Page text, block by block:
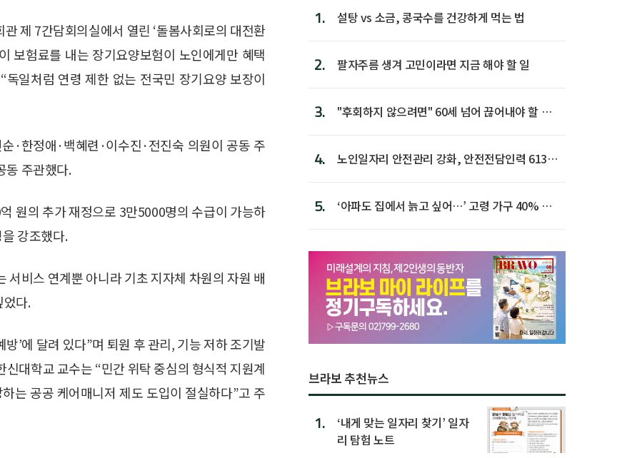
제 7간담회의실에서 열린 ‘돌봄사회로의 대전환
보험료를 내는 장기요양보험이 노인에게만 혜택
일처럼 연령 제한 없는 전국민 장기요양 보장이
·한정애·백혜련·이수진·전진숙 의원이 공동 주
동 주관했다.
원의 추가 재정으로 3만5000명의 수급이 가능하
강조했다.
비스 연계뿐 아니라 기초 지자체 차원의 자원 배
었다.
’에 달려 있다”며 퇴원 후 관리, 기능 저하 조기발
대학교 교수는 “민간 위탁 중심의 형식적 지원계
는 공공 케어매니저 제도 도입이 절실하다”고 주
1. 설탕 vs 소금, 콩국수를 건강하게 먹는 법
2. 팔자주름 생겨 고민이라면 지금 해야 할 일
3.
"후회하지 않으려면" 60세 넘어 끊어내야 할 사
4.
노인일자리 안전관리 강화, 안전전담인력 613명
5.
‘아파도 집에서 늙고 싶어…’ 고령 가구 40% 노
브라보 추천뉴스
1.
‘내게 맞는 일자리 찾기’ 일자
리 탐험 노트